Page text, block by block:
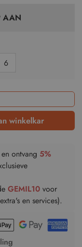
AAN
6
winkelkar
ontvang 5%
GEMIL10 voor
en services).